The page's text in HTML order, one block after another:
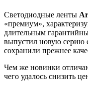
Светодиодные ленты
«премиум»,
длительным
выпустил новую серию
сохранили прежнее
Чем же новинки
чего удалось снизить